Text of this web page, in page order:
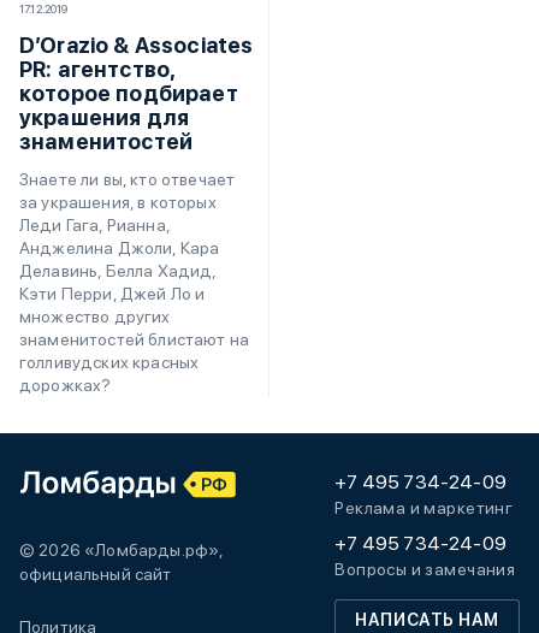
17.12.2019
D’Orazio & Associates
PR: агентство,
которое подбирает
украшения для
знаменитостей
Знаете ли вы, кто отвечает
за украшения, в которых
Леди Гага, Рианна,
Анджелина Джоли, Кара
Делавинь, Белла Хадид,
Кэти Перри, Джей Ло и
множество других
знаменитостей блистают на
голливудских красных
дорожках?
© 2026 «Ломбарды.рф»,
официальный сайт
Политика
+7 495 734-24-09
Реклама и маркетинг
+7 495 734-24-09
Вопросы и замечания
НАПИСАТЬ НАМ